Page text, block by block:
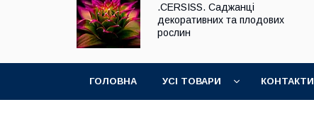
.CERSISS. Саджанці
декоративних та плодових
рослин
ГОЛОВНА УСІ ТОВАРИ КОНТАКТИ